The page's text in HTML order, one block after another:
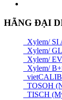
HÃNG ĐẠI
Xylem/
Xylem/
Xylem/
Xylem/
TOSOH
TISCH